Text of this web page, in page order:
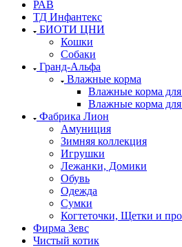
РАВ
ТД Инфантекс
БИОТИ ЦНИ
Кошки
Собаки
Гранд-Альфа
Влажные корма
Влажные корма
Влажные корма
Фабрика Лион
Амуниция
Зимняя коллекция
Игрушки
Лежанки, Домики
Обувь
Одежда
Сумки
Когтеточки, Щетки и
Фирма Зевс
Чистый котик